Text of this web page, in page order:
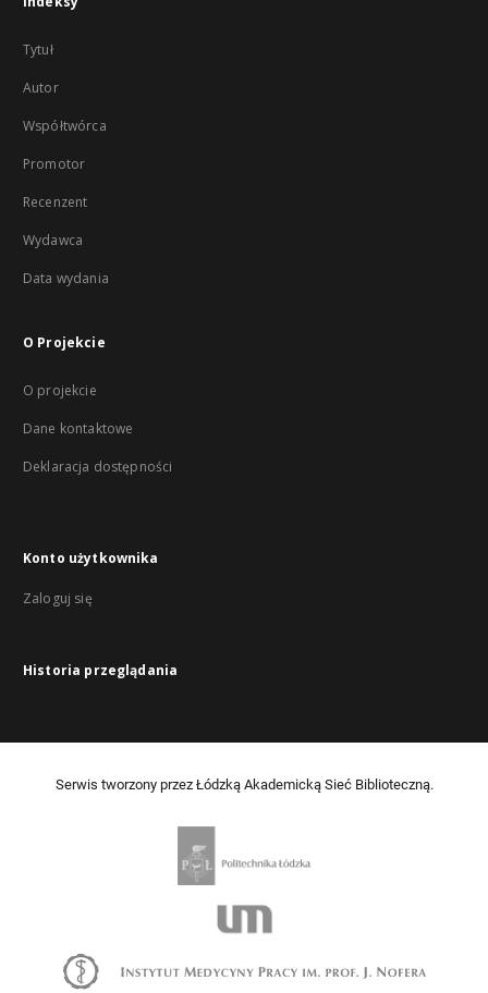
Tytuł
Autor
Współtwórca
Promotor
Recenzent
Wydawca
Data wydania
O Projekcie
O projekcie
Dane kontaktowe
Deklaracja dostępności
Konto użytkownika
Zaloguj się
Historia przeglądania
Serwis tworzony przez Łódzką Akademicką Sieć Biblioteczną.